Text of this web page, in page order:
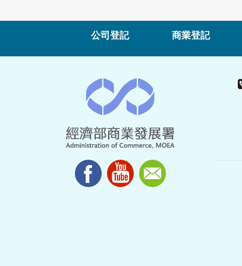
公司登記 商業登記